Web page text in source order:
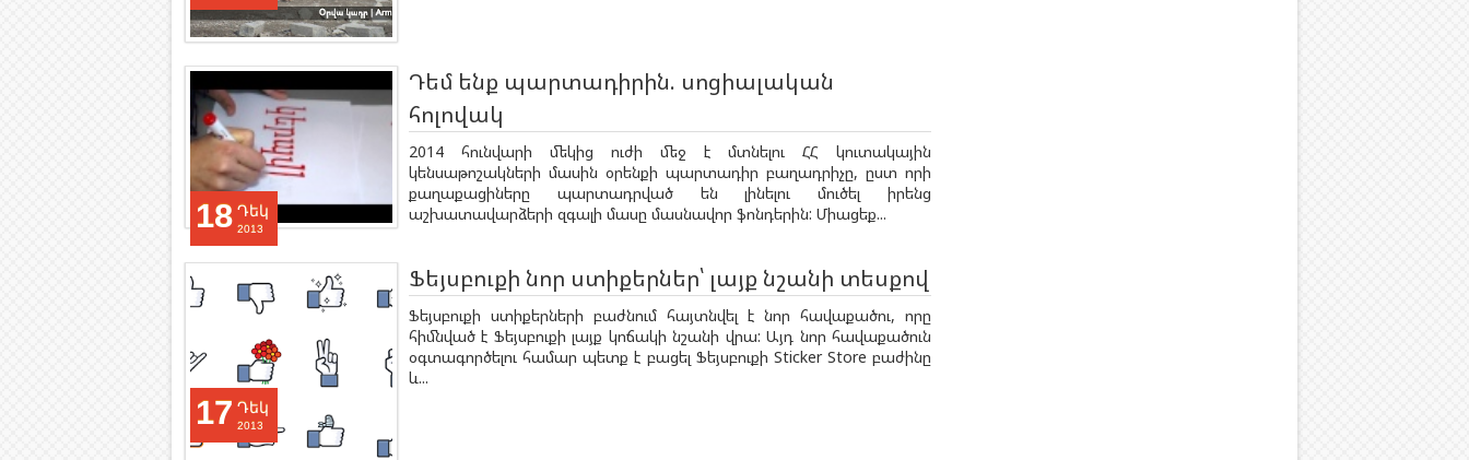
18 Դեկ
2013
Դեմ ենք պարտադիրին. սոցիալական
հոլովակ
2014 հունվարի մեկից ուժի մեջ է մտնելու ՀՀ կուտակային
կենսաթոշակների մասին օրենքի պարտադիր բաղադրիչը, ըստ որի
քաղաքացիները պարտադրված են լինելու մուծել իրենց
աշխատավարձերի զգալի մասը մասնավոր ֆոնդերին: Միացեք...
17 Դեկ
2013
Ֆեյսբուքի նոր ստիքերներ՝ լայք նշանի տեսքով
Ֆեյսբուքի ստիքերների բաժնում հայտնվել է նոր հավաքածու, որը
հիմնված է Ֆեյսբուքի լայք կոճակի նշանի վրա: Այդ նոր հավաքածուն
օգտագործելու համար պետք է բացել Ֆեյսբուքի Sticker Store բաժինը
և...